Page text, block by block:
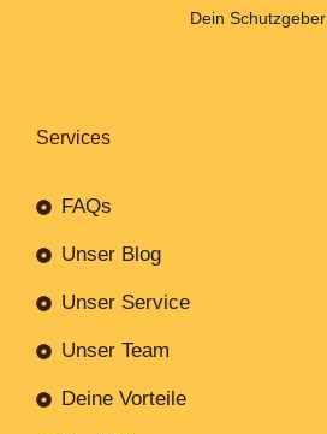
Dein Schutzgeber
Services
FAQs
Unser Blog
Unser Service
Unser Team
Deine Vorteile